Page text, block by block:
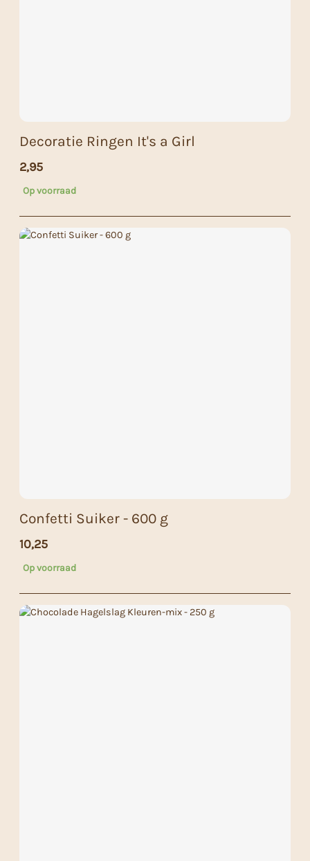
Decoratie Ringen It's a Girl
2,95
Op voorraad
Confetti Suiker - 600 g
10,25
Op voorraad